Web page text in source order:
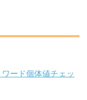
ワード個体値チェッ